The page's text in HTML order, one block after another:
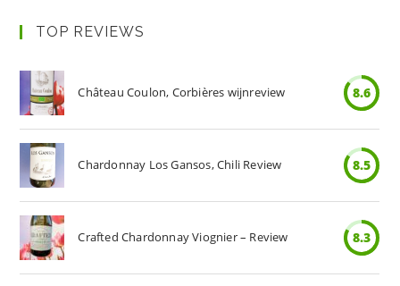
TOP REVIEWS
Château Coulon, Corbières wijnreview 8.6
Chardonnay Los Gansos, Chili Review 8.5
Crafted Chardonnay Viognier – Review 8.3